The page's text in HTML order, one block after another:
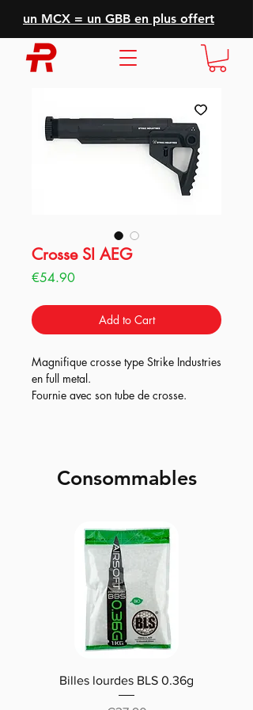
un MCX = un GBB en plus offert
Crosse SI AEG
€54.90Price
Add to Cart
Magnifique crosse type Strike Industries
en full metal.
Fournie avec son tube de crosse.
Consommables
Billes lourdes BLS 0.36g